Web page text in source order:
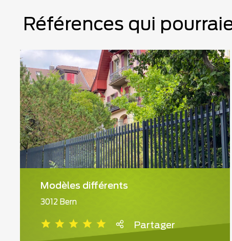
Références qui
Modèles différents
3012 Bern
Partager